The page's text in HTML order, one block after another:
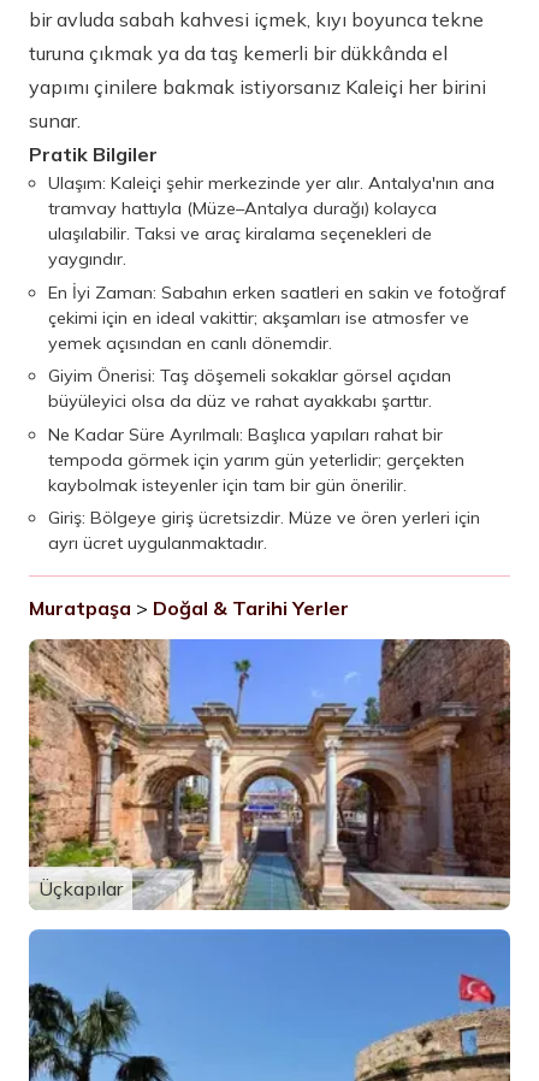
bir avluda sabah kahvesi içmek, kıyı boyunca tekne
turuna çıkmak ya da taş kemerli bir dükkânda el
yapımı çinilere bakmak istiyorsanız Kaleiçi her birini
sunar.
Pratik Bilgiler
Ulaşım: Kaleiçi şehir merkezinde yer alır. Antalya'nın ana
tramvay hattıyla (Müze–Antalya durağı) kolayca
ulaşılabilir. Taksi ve araç kiralama seçenekleri de
yaygındır.
En İyi Zaman: Sabahın erken saatleri en sakin ve fotoğraf
çekimi için en ideal vakittir; akşamları ise atmosfer ve
yemek açısından en canlı dönemdir.
Giyim Önerisi: Taş döşemeli sokaklar görsel açıdan
büyüleyici olsa da düz ve rahat ayakkabı şarttır.
Ne Kadar Süre Ayrılmalı: Başlıca yapıları rahat bir
tempoda görmek için yarım gün yeterlidir; gerçekten
kaybolmak isteyenler için tam bir gün önerilir.
Giriş: Bölgeye giriş ücretsizdir. Müze ve ören yerleri için
ayrı ücret uygulanmaktadır.
Muratpaşa > Doğal & Tarihi Yerler
Üçkapılar